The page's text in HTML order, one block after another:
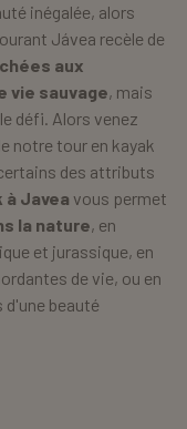
inégalée, alors
Jávea recèle de
aux
vie sauvage, mais
défi. Alors venez
notre tour en kayak
des attributs
à Javea vous permet
la nature, en
et jurassique, en
de vie, ou en
beauté